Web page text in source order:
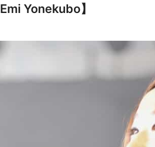
Emi Yonekubo】